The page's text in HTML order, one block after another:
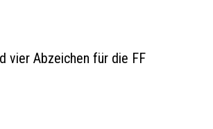
vier Abzeichen für die FF